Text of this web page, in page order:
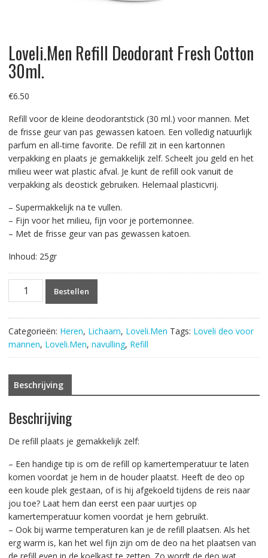
Loveli.Men Refill Deodorant Fresh Cotton
30ml.
€6.50
Refill voor de kleine deodorantstick (30 ml.) voor mannen. Met
de frisse geur van pas gewassen katoen. Een volledig natuurlijk
parfum en all-time favorite. De refill zit in een kartonnen
verpakking en plaats je gemakkelijk zelf. Scheelt jou geld en het
milieu weer wat plastic afval. Je kunt de refill ook vanuit de
verpakking als deostick gebruiken. Helemaal plasticvrij.
– Supermakkelijk na te vullen.
– Fijn voor het milieu, fijn voor je portemonnee.
– Met de frisse geur van pas gewassen katoen.
Inhoud: 25gr
Loveli.Men
Refill
Cotton
30ml.
Bestellen
Categorieën: Heren, Lichaam, Loveli.Men Tags: Loveli deo voor
mannen, Loveli.Men, navulling, Refill
Beschrijving
Beschrijving
De refill plaats je gemakkelijk zelf:
– Een handige tip is om de refill op kamertemperatuur te laten
komen voordat je hem in de houder plaatst. Heeft de deo op
een koude plek gestaan, of is hij afgekoeld tijdens de reis naar
jou toe? Laat hem dan eerst een paar uurtjes op
kamertemperatuur komen voordat je hem gebruikt.
– Ook bij warme temperaturen kan je de refill plaatsen. Als het
erg warm is, kan het wel fijn zijn om de deo na het plaatsen van
de refill even in de koelkast te zetten. Zo wordt de deo wat